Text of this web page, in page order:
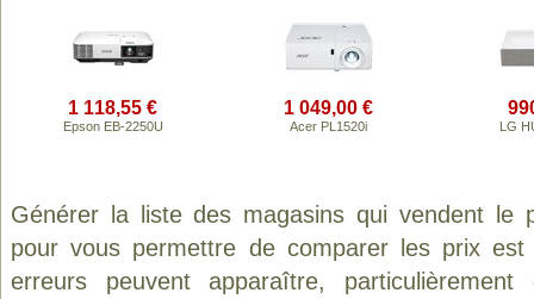
1 118,55 €
Epson EB-2250U
1 049,00 €
Acer PL1520i LG
Générer la liste des magasins qui vendent le
pour vous permettre de comparer les prix
erreurs peuvent apparaître,